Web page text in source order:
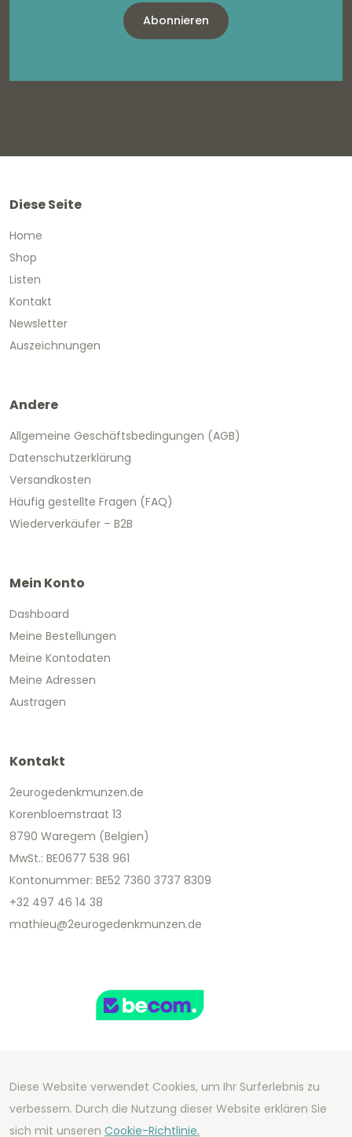
Abonnieren
Diese Seite
Home
Shop
Listen
Kontakt
Newsletter
Auszeichnungen
Andere
Allgemeine Geschäftsbedingungen (AGB)
Datenschutzerklärung
Versandkosten
Häufig gestellte Fragen (FAQ)
Wiederverkäufer – B2B
Mein Konto
Dashboard
Meine Bestellungen
Meine Kontodaten
Meine Adressen
Austragen
Kontakt
2eurogedenkmunzen.de
Korenbloemstraat 13
8790 Waregem (Belgien)
MwSt.: BE0677 538 961
Kontonummer: BE52 7360 3737 8309
+32 497 46 14 38
mathieu@2eurogedenkmunzen.de
Copyright 2026 We Can Do Better Online BV
Development by2mprove- Content by
2eurogedenkmunzen.de
Diese Website verwendet Cookies, um Ihr Surferlebnis zu
verbessern. Durch die Nutzung dieser Website erklären Sie
sich mit unseren Cookie-Richtlinie.